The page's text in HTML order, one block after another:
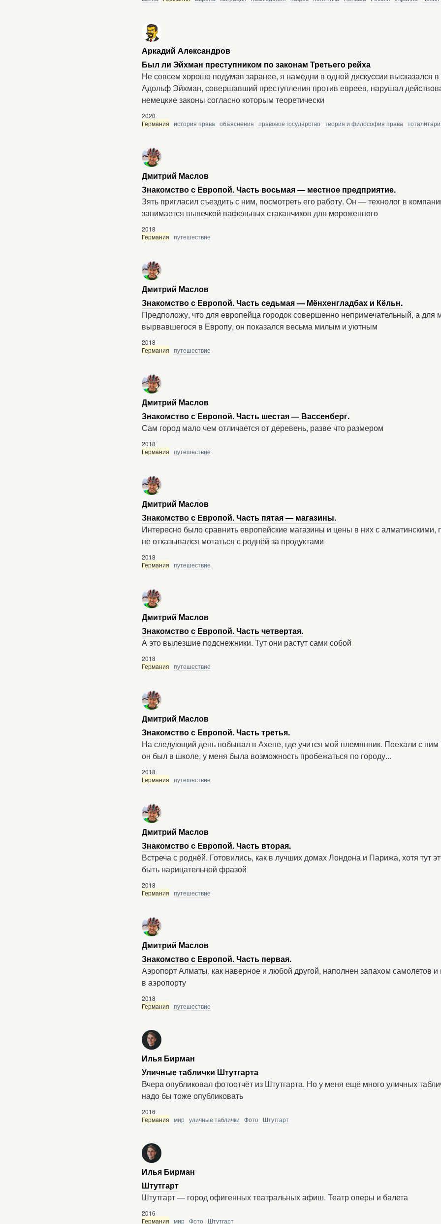
Аркадий Александров
Был ли Эйхман преступником по законам Третьего рейха
Не совсем хорошо подумав заранее, я намедни в одной дискуссии высказался в
Адольф Эйхман, совершавший преступления против евреев, нарушал
немецкие законы согласно которым теоретически
2020
Германия история права объяснения правовое государство теория и философия права
Дмитрий Маслов
Знакомство с Европой. Часть восьмая — местное предприятие.
Зять пригласил съездить с ним, посмотреть его работу. Он — технолог в
занимается выпечкой вафельных стаканчиков для мороженного
2018
Германия путешествие
Дмитрий Маслов
Знакомство с Европой. Часть седьмая — Мёнхенгладбах и Кёльн.
Предположу, что для европейца городок совершенно непримечательный, а для
вырвавшегося в Европу, он показался весьма милым и уютным
2018
Германия путешествие
Дмитрий Маслов
Знакомство с Европой. Часть шестая — Вассенберг.
Сам город мало чем отличается от деревень, разве что размером
2018
Германия путешествие
Дмитрий Маслов
Знакомство с Европой. Часть пятая — магазины.
Интересно было сравнить европейские магазины и цены в них с алматинскими,
не отказывался мотаться с роднёй за продуктами
2018
Германия путешествие
Дмитрий Маслов
Знакомство с Европой. Часть четвертая.
А это вылезшие подснежники. Тут они растут сами собой
2018
Германия путешествие
Дмитрий Маслов
Знакомство с Европой. Часть третья.
На следующий день побывал в Ахене, где учится мой племянник. Поехали с ним
он был в школе, у меня была возможность пробежаться по городу...
2018
Германия путешествие
Дмитрий Маслов
Знакомство с Европой. Часть вторая.
Встреча с роднёй. Готовились, как в лучших домах Лондона и Парижа, хотя тут
быть нарицательной фразой
2018
Германия путешествие
Дмитрий Маслов
Знакомство с Европой. Часть первая.
Аэропорт Алматы, как наверное и любой другой, наполнен запахом самолетов и
в аэропорту
2018
Германия путешествие
Илья Бирман
Уличные таблички Штутгарта
Вчера опубликовал фотоотчёт из Штутгарта. Но у меня ещё много уличных
надо бы тоже опубликовать
2016
Германия мир уличные таблички Фото Штутгарт
Илья Бирман
Штутгарт
Штутгарт — город офигенных театральных афиш. Театр оперы и балета
2016
Германия мир Фото Штутгарт